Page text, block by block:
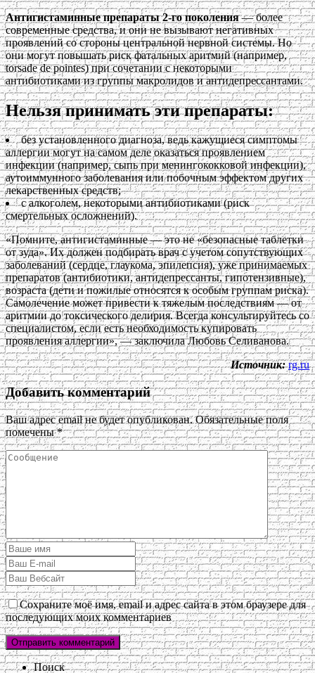
Антигистаминные препараты 2-го поколения— более
современные средства, и они не вызывают негативных
проявлений со стороны центральной нервной системы. Но
они могут повышать риск фатальных аритмий (например,
torsade de pointes) при сочетании с некоторыми
антибиотиками из группы макролидов и антидепрессантами.
Нельзя принимать эти препараты:
без установленного диагноза, ведь кажущиеся симптомы
аллергии могут на самом деле оказаться проявлением
инфекции (например, сыпь при менингококковой инфекции),
аутоиммунного заболевания или побочным эффектом других
лекарственных средств;
с алкоголем, некоторыми антибиотиками (риск
смертельных осложнений).
«Помните, антигистаминные — это не «безопасные таблетки
от зуда». Их должен подбирать врач с учетом сопутствующих
заболеваний (сердце, глаукома, эпилепсия), уже принимаемых
препаратов (антибиотики, антидепрессанты, гипотензивные),
возраста (дети и пожилые относятся к особым группам риска).
Самолечение может привести к тяжелым последствиям — от
аритмии до токсического делирия. Всегда консультируйтесь со
специалистом, если есть необходимость купировать
проявления аллергии», — заключила Любовь Селиванова.
Источник: rg.ru
Добавить комментарий
Ваш адрес email не будет опубликован. Обязательные поля
помечены*
Сохраните моё имя, email и адрес сайта в этом браузере для
последующих моих комментариев
Поиск